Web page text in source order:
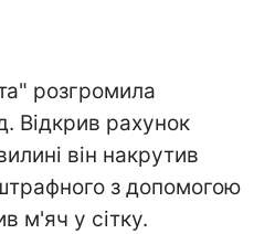
розгромила
Відкрив рахунок
він накрутив
штрафного з допомогою
м'яч у сітку.